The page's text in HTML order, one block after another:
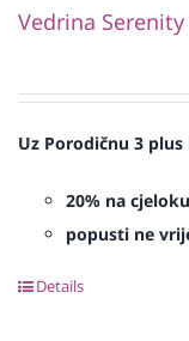
Vedrina Serenity
Uz Porodičnu 3
20% na
popusti ne
Details